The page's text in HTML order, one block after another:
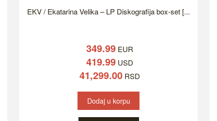
EKV / Ekatarina Velika – LP Diskografija box-set [...
349.99 EUR
419.99 USD
41,299.00 RSD
Dodaj u korpu